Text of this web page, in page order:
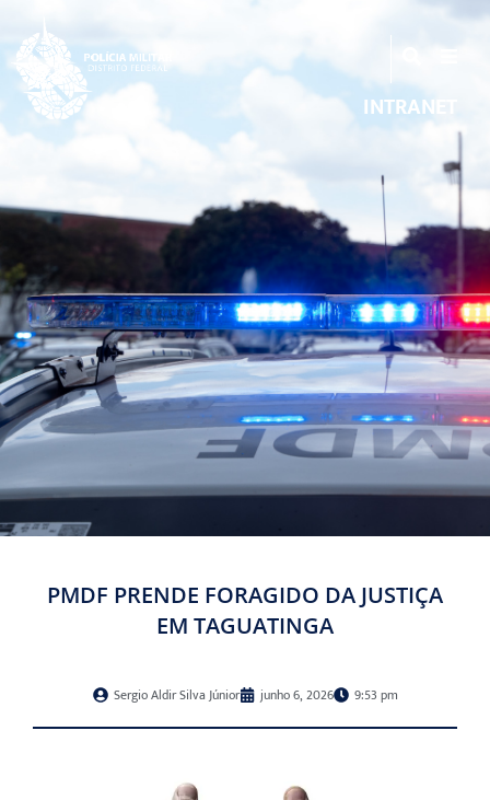
INTRANET
PMDF PRENDE FORAGIDO DA JUSTIÇA
EM TAGUATINGA
Sergio Aldir Silva Júnior junho 6, 2026 9:53 pm